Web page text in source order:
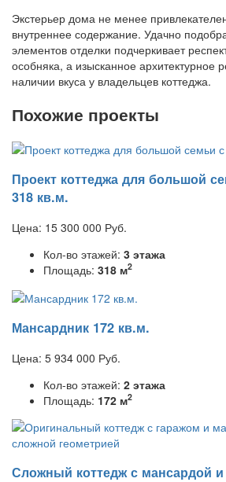
Экстерьер дома не менее
внутреннее содержание. Удачно
элементов отделки подчеркивает
особняка, а изысканное архитектурное
наличии вкуса у владельцев коттеджа.
Похожие проекты
Проект коттеджа для большой
318 кв.м.
Цена: 15 300 000 Руб.
Кол-во этажей: 3 этажа
Площадь: 318 м2
Мансардник 172 кв.м.
Цена: 5 934 000 Руб.
Кол-во этажей: 2 этажа
Площадь: 172 м2
Сложный коттедж с мансардой